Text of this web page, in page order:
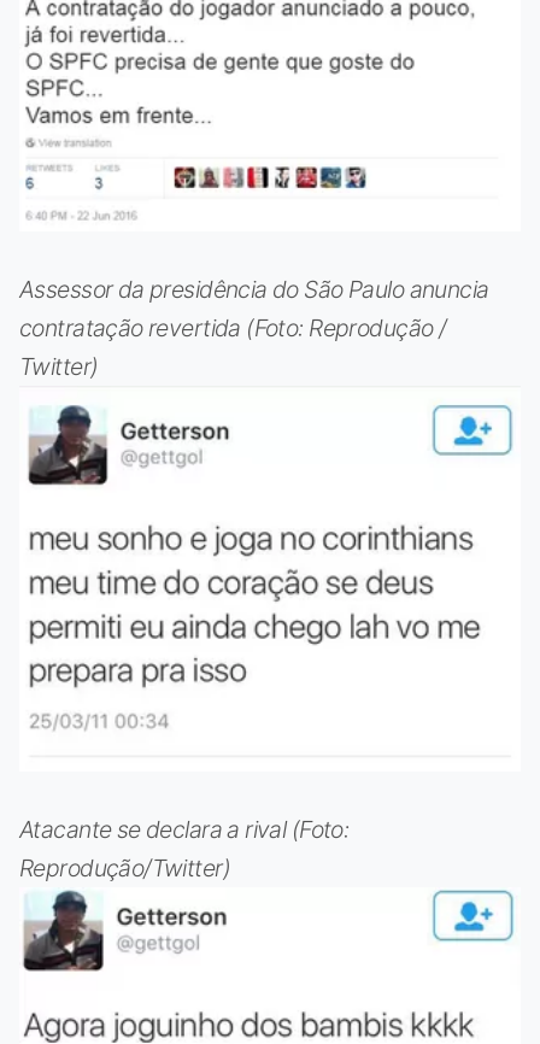
Assessor da presidência do São Paulo anuncia
contratação revertida (Foto: Reprodução /
Twitter)
Atacante se declara a rival (Foto:
Reprodução/Twitter)